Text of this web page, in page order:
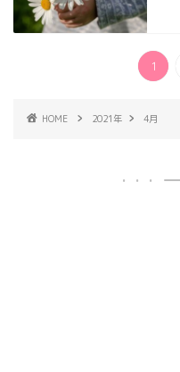
1
HOME 2021年 4月